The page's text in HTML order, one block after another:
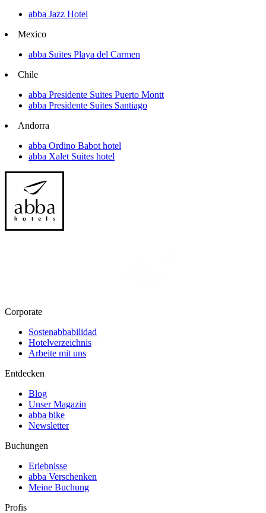
abba Jazz Hotel
Mexico
abba Suites Playa del Carmen
Chile
abba Presidente Suites Puerto Montt
abba Presidente Suites Santiago
Andorra
abba Ordino Babot hotel
abba Xalet Suites hotel
Corporate
Sostenabbabilidad
Hotelverzeichnis
Arbeite mit uns
Entdecken
Blog
Unser Magazin
abba bike
Newsletter
Buchungen
Erlebnisse
abba Verschenken
Meine Buchung
Profis